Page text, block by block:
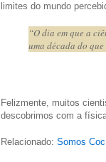
limites do mundo
“O dia em que a
uma década do
Felizmente, muitos
descobrimos com a
Relacionado: Somos